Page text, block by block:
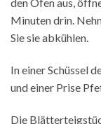
den Ofen aus,
Minuten drin.
Sie sie abkühlen.
In einer Schüssel
und einer Prise
Die